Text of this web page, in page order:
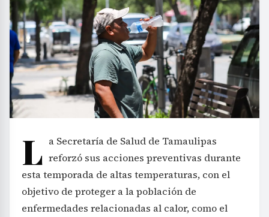
L a Secretaría de Salud de Tamaulipas
reforzó sus acciones preventivas durante
esta temporada de altas temperaturas, con el
objetivo de proteger a la población de
enfermedades relacionadas al calor, como el